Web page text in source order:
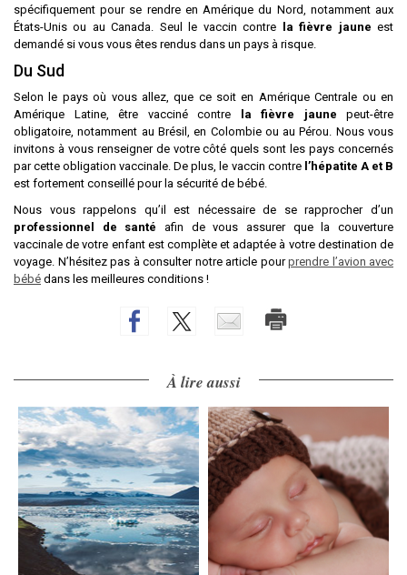
spécifiquement pour se rendre en Amérique du Nord, notamment aux
États-Unis ou au Canada. Seul le vaccin contre
la fièvre jaune est
demandé si vous vous êtes rendus dans un pays à risque.
Du Sud
Selon le pays où vous allez, que ce soit en Amérique Centrale ou en
Amérique Latine, être vacciné contre
la fièvre jaune peut-être
obligatoire, notamment au Brésil, en Colombie ou au Pérou. Nous vous
invitons à vous renseigner de votre côté quels sont les pays concernés
par cette obligation vaccinale. De plus, le vaccin contrel’hépatite A et B
est fortement conseillé pour la sécurité de bébé.
Nous vous rappelons qu’il est nécessaire de se rapprocher d’un
professionnel de santé afin de vous assurer que la couverture
vaccinale de votre enfant est complète et adaptée à votre destination de
voyage. N’hésitez pas à consulter notre article pourprendre l’avion avec
bébé dans les meilleures conditions !
À lire aussi